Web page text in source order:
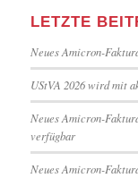
LETZTE
Neues Amicron-
UStVA 2026 wird mit
Neues Amicron-
verfügbar
Neues Amicron-